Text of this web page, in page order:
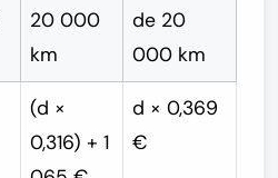
20 000
km
de 20
000 km
(d ×
0,316) + 1
d × 0,369
€